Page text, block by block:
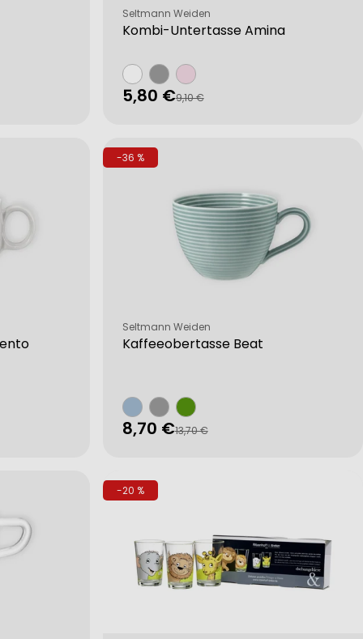
Kombi-Untertasse Amina
Verkäufer:
Seltmann Weiden
Verkaufspreis
5,80 €
Regulärer
9,10 €
-36 %
Kaffeeobertasse Beat
Verkäufer:
Seltmann Weiden
Verkaufspreis
8,70 €
Regulärer
13,70 €
-20 %